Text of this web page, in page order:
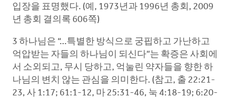
입장을 표명했다. (예, 1973년과 1996년 총회, 2009
년 총회 결의록 606쪽)
3 하나님은 “…특별한 방식으로 궁핍하고 가난하고
억압받는 자들의 하나님이 되신다”는 확증은 사회에
서 소외되고, 무시 당하고, 억눌린 약자들을 향한 하
나님의 변치 않는 관심을 의미한다. (참고, 출 22:21-
23, 사 1:17; 61:1-12, 마 25:31-46, 눅 4:18-19; 6:20-